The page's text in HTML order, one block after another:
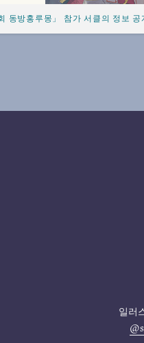
동방홍루몽」 참가 서클의 정보
일러